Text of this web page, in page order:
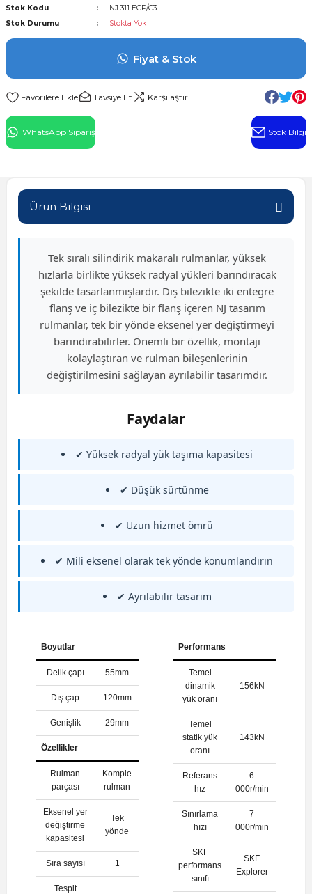
Rulman
Stok Kodu
NJ 311 ECP/C3
Stok Durumu
Stokta Yok
Fiyat & Stok
Tavsiye Et Karşılaştır
WhatsApp Sipariş Stok Bilgi
Ürün Bilgisi
Tek sıralı silindirik makaralı rulmanlar, yüksek
hızlarla birlikte yüksek radyal yükleri barındıracak
şekilde tasarlanmışlardır. Dış bilezikte iki entegre
flanş ve iç bilezikte bir flanş içeren NJ tasarım
rulmanlar, tek bir yönde eksenel yer değiştirmeyi
barındırabilirler. Önemli bir özellik, montajı
kolaylaştıran ve rulman bileşenlerinin
değiştirilmesini sağlayan ayrılabilir tasarımdır.
Faydalar
✔ Yüksek radyal yük taşıma kapasitesi
✔ Düşük sürtünme
✔ Uzun hizmet ömrü
✔ Mili eksenel olarak tek yönde konumlandırın
✔ Ayrılabilir tasarım
Boyutlar
Delik çapı 55mm
Dış çap 120mm
Genişlik 29mm
Özellikler
Rulman
parçası
Komple
rulman
Eksenel yer
değiştirme
kapasitesi
Tek
yönde
Sıra sayısı 1
Tespit
Performans
Temel
dinamik
yük oranı
156kN
Temel
statik yük
oranı
143kN
Referans
hız
6
000r/min
Sınırlama
hızı
7
000r/min
SKF
performans
sınıfı
SKF
Explorer